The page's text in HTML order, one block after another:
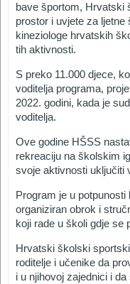
bave športom, Hrvatski
prostor i uvjete za
kineziologe hrvatskih
tih aktivnosti.
S preko 11.000 djece,
voditelja programa,
2022. godini, kada je
voditelja.
Ove godine HŠSS
rekreaciju na školskim
svoje aktivnosti uključiti
Program je u
organiziran obrok i
koji rade u školi gdje se
Hrvatski školski
roditelje i učenike da
i u njihovoj zajednici i